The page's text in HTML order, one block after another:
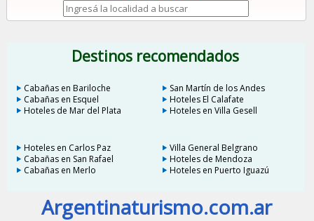
Destinos recomendados
Cabañas en Bariloche
San Martín de los Andes
Cabañas en Esquel
Hoteles El Calafate
Hoteles de Mar del Plata
Hoteles en Villa Gesell
Hoteles en Carlos Paz
Villa General Belgrano
Cabañas en San Rafael
Hoteles de Mendoza
Cabañas en Merlo
Hoteles en Puerto Iguazú
Argentinaturismo.com.ar